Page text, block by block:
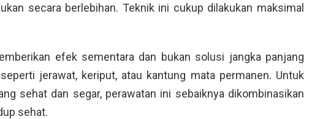
secara berlebihan. Teknik ini cukup dilakukan maksimal
efek sementara dan bukan solusi jangka panjang
jerawat, keriput, atau kantung mata permanen. Untuk
sehat dan segar, perawatan ini sebaiknya dikombinasikan
sehat.